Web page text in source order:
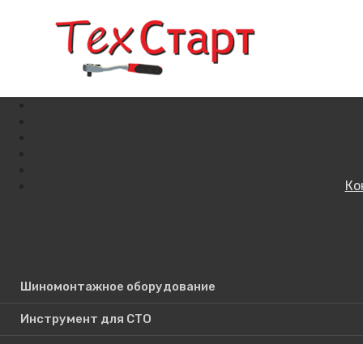
Шиномонтажное оборудование
Инструмент для СТО
Поиск по сайту